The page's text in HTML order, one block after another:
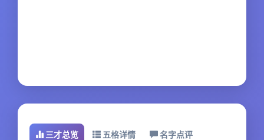
三才总览 五格详情 名字点评